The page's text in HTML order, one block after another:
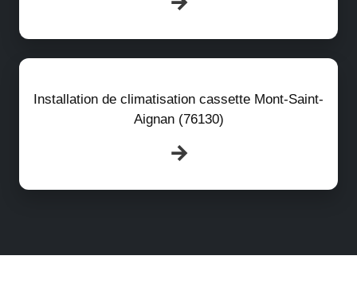
Installation de climatisation cassette Mont-Saint-
Aignan (76130)